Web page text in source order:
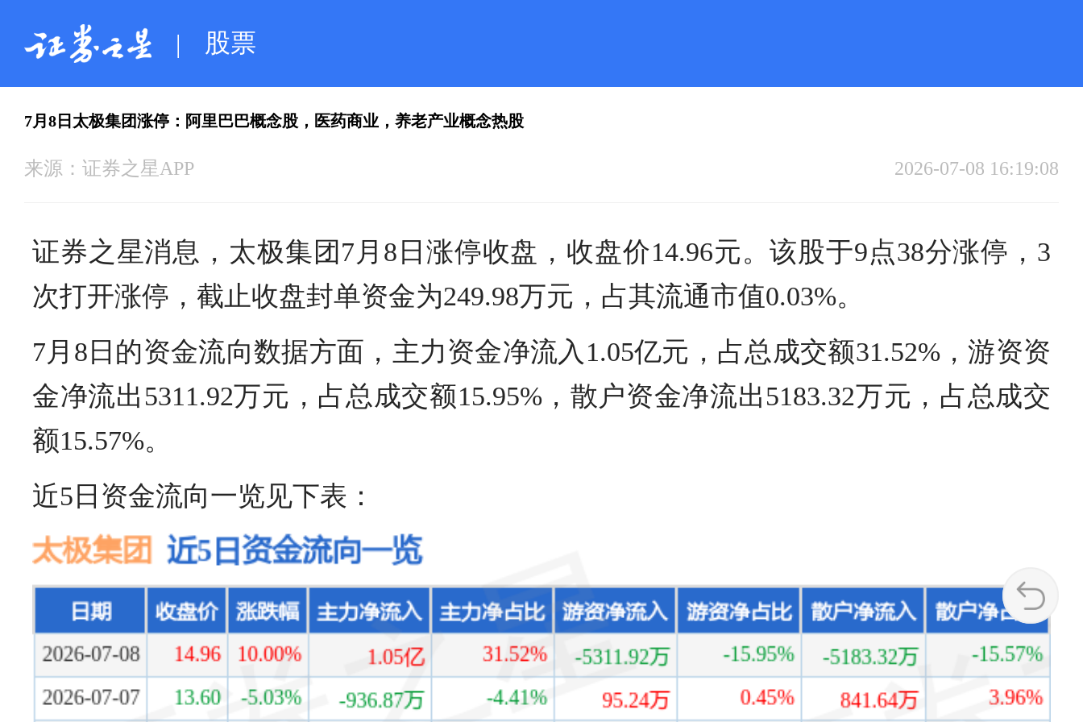
| 股票
7月8日太极集团涨停：阿里巴巴概念股，医药商业，养老产业概念热股
来源： 证券之星APP 2026-07-08 16:19:08
证券之星消息，太极集团7月8日涨停收盘，收盘价14.96元。该股于9点38分涨停，3
次打开涨停，截止收盘封单资金为249.98万元，占其流通市值0.03%。
7月8日的资金流向数据方面，主力资金净流入1.05亿元，占总成交额31.52%，游资资
金净流出5311.92万元，占总成交额15.95%，散户资金净流出5183.32万元，占总成交
额15.57%。
近5日资金流向一览见下表：